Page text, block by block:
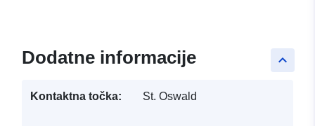
keyboard_arrow_up
Dodatne informacije
Kontaktna točka: St. Oswald